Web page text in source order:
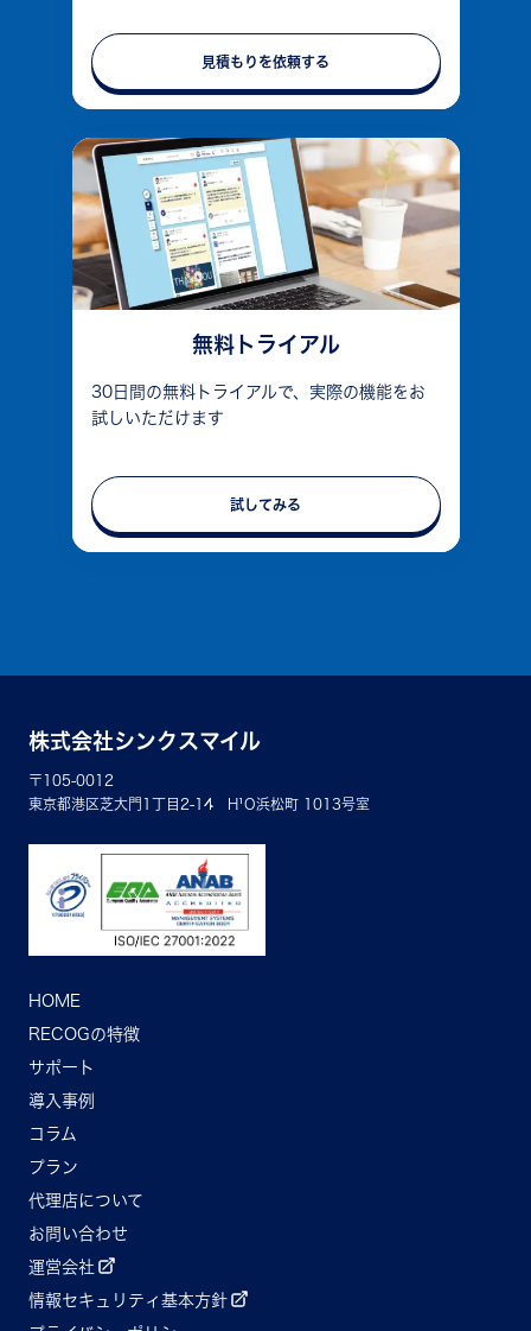
見積もりを依頼する
無料トライアル
30日間の無料トライアルで、実際の機能をお
試しいただけます
試してみる
株式会社シンクスマイル
〒105-0012
東京都港区芝大門1丁目2-14 H¹O浜松町 1013号室
HOME
RECOGの特徴
サポート
導入事例
コラム
プラン
代理店について
お問い合わせ
運営会社
情報セキュリティ基本方針